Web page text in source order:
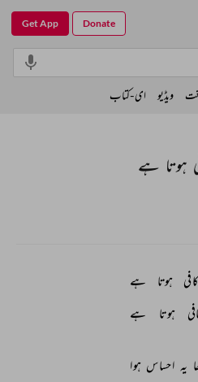
ہوتا ہے
کافی ہوتا
ہے
ہوتا ہے
یہ احساس ہوا
Get App Donate
ویڈیو ای-کتاب